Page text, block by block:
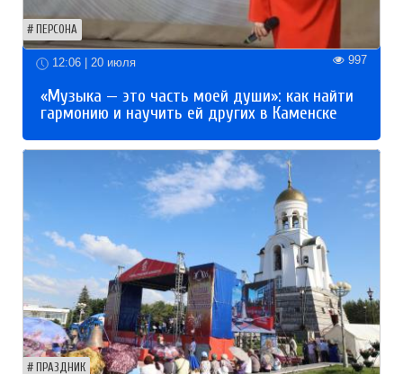
ПЕРСОНА
12:06 | 20 июля 997
«Музыка — это часть моей души»: как найти
гармонию и научить ей других в Каменске
ПРАЗДНИК